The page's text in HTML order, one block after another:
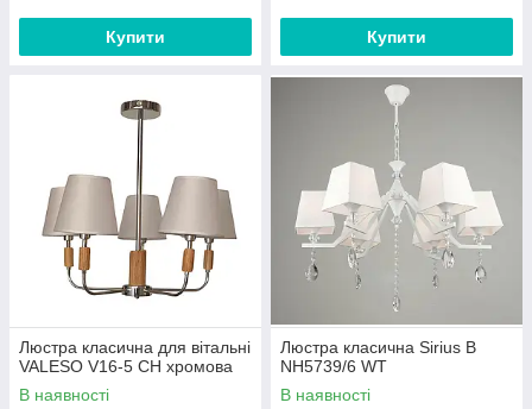
Купити Купити
Люстра класична для вітальні
VALESO V16-5 CH хромова
В наявності
Люстра класична Sirius B
NH5739/6 WT
В наявності